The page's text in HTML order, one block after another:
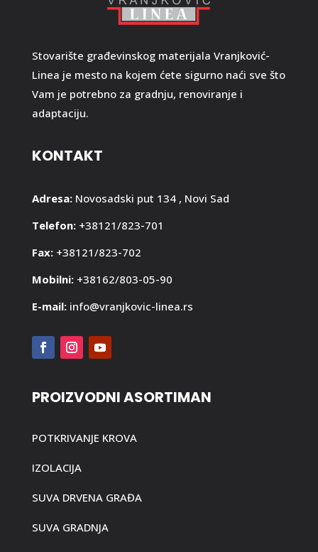
Stovarište građevinskog materijala Vranjković-
Linea je mesto na kojem ćete sigurno naći sve što
Vam je potrebno za gradnju, renoviranje i
adaptaciju.
KONTAKT
Adresa: Novosadski put 134 , Novi Sad
Telefon: +38121/823-701
Fax: +38121/823-702
Mobilni: +38162/803-05-90
E-mail: info@vranjkovic-linea.rs
PROIZVODNI ASORTIMAN
POTKRIVANJE KROVA
IZOLACIJA
SUVA DRVENA GRAĐA
SUVA GRADNJA